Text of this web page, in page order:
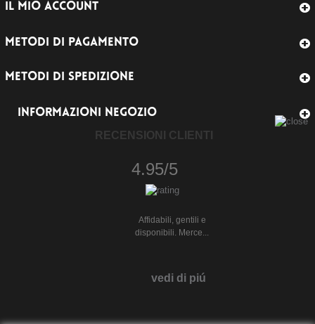
IL MIO ACCOUNT
METODI DI PAGAMENTO
METODI DI SPEDIZIONE
INFORMAZIONI NEGOZIO
RECENSIONI CLIENTI
4.95/5
Affidabili, gentili e
disponibili. Merce...
vedi di piú